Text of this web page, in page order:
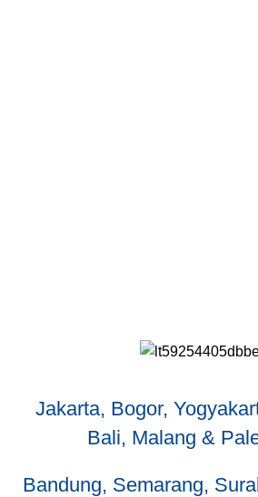
Jakarta, Bogor,
Bali, Malang &
Bandung, Semarang,